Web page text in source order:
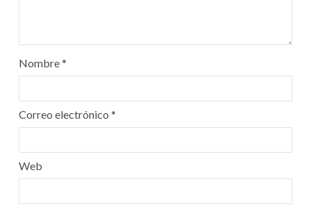
Nombre*
Correo electrónico *
Web